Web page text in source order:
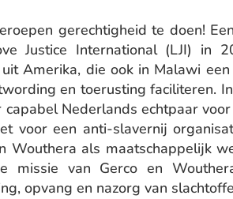
gerechtigheid te doen!
Justice International (LJI) in
Amerika, die ook in Malawi
en toerusting faciliteren.
capabel Nederlands echtpaar
voor een anti-slavernij
Wouthera als maatschappelijk
missie van Gerco en
opvang en nazorg van